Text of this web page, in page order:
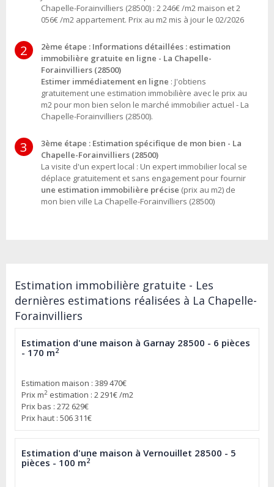
Chapelle-Forainvilliers (28500) : 2 246€ /m2 maison et 2
056€ /m2 appartement. Prix au m2 mis à jour le 02/2026
2
2ème étape : Informations détaillées : estimation
immobilière gratuite en ligne - La Chapelle-
Forainvilliers (28500)
Estimer immédiatement en ligne : J'obtiens
gratuitement une estimation immobilière avec le prix au
m2 pour mon bien selon le marché immobilier actuel - La
Chapelle-Forainvilliers (28500).
3
3ème étape : Estimation spécifique de mon bien - La
Chapelle-Forainvilliers (28500)
La visite d'un expert local : Un expert immobilier local se
déplace gratuitement et sans engagement pour fournir
une estimation immobilière précise (prix au m2) de
mon bien ville La Chapelle-Forainvilliers (28500)
Estimation immobilière gratuite - Les
dernières estimations réalisées à La Chapelle-
Forainvilliers
Estimation d'une maison à Garnay 28500 - 6 pièces
- 170 m2
Estimation maison : 389 470€
Prix m2 estimation : 2 291€ /m2
Prix bas : 272 629€
Prix haut : 506 311€
Estimation d'une maison à Vernouillet 28500 - 5
pièces - 100 m2